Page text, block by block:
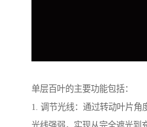
单层百叶的主要功能包括：
1. 调节光线：通过转动叶片角